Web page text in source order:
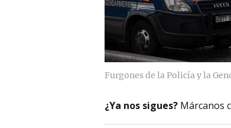
Furgones de la Policía y la
¿Ya nos sigues? Márcanos